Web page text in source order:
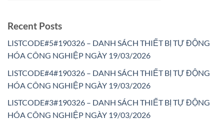
Recent Posts
LISTCODE#5#190326 – DANH SÁCH THIẾT BỊ TỰ ĐỘNG
HÓA CÔNG NGHIỆP NGÀY 19/03/2026
LISTCODE#4#190326 – DANH SÁCH THIẾT BỊ TỰ ĐỘNG
HÓA CÔNG NGHIỆP NGÀY 19/03/2026
LISTCODE#3#190326 – DANH SÁCH THIẾT BỊ TỰ ĐỘNG
HÓA CÔNG NGHIỆP NGÀY 19/03/2026